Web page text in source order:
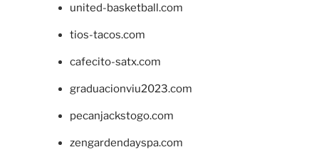
united-basketball.com
tios-tacos.com
cafecito-satx.com
graduacionviu2023.com
pecanjackstogo.com
zengardendayspa.com